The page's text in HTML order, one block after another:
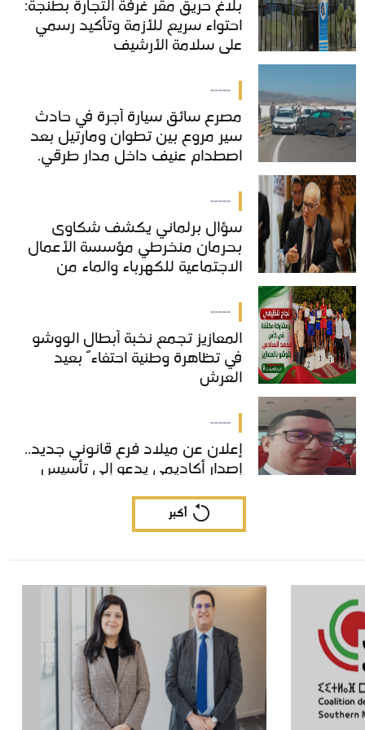
احتواء سريع للأزمة وتأكيد رسمي
على سلامة الأرشيف
بلاغ حريق مقر غرفة التجارة بطنجة:
احتواء سريع للأزمة وتأكيد رسمي
على سلامة الأرشيف
-----
مصرع سائق سيارة أجرة في حادث
سير مروع بين تطوان ومارتيل بعد
اصطدام عنيف داخل مدار طرقي.
مصرع سائق سيارة أجرة في حادث
سير مروع بين تطوان ومارتيل بعد
اصطدام عنيف داخل مدار طرقي.
-----
سؤال برلماني يكشف شكاوى
بحرمان منخرطي مؤسسة الأعمال
الاجتماعية للكهرباء والماء من
خدمات "COS'ONE"
سؤال برلماني يكشف شكاوى
بحرمان منخرطي مؤسسة الأعمال
الاجتماعية للكهرباء والماء من
-----
المعازيز تجمع نخبة أبطال الووشو
في تظاهرة وطنية احتفاءً بعيد
العرش
المعازيز تجمع نخبة أبطال الووشو
في تظاهرة وطنية احتفاءً بعيد
العرش
-----
إعلان عن ميلاد فرع قانوني جديد..
إصدار أكاديمي يدعو إلى تأسيس
"القانون الدولي الخاص المسطري"
بالمغرب
إعلان عن ميلاد فرع قانوني جديد..
إصدار أكاديمي يدعو إلى تأسيس
"القانون الدولي الخاص المسطري"
بالمغربأكبر